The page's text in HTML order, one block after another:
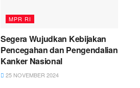
MPR RI
Segera Wujudkan Kebijakan
Pencegahan dan Pengendalian
Kanker Nasional
25 NOVEMBER 2024